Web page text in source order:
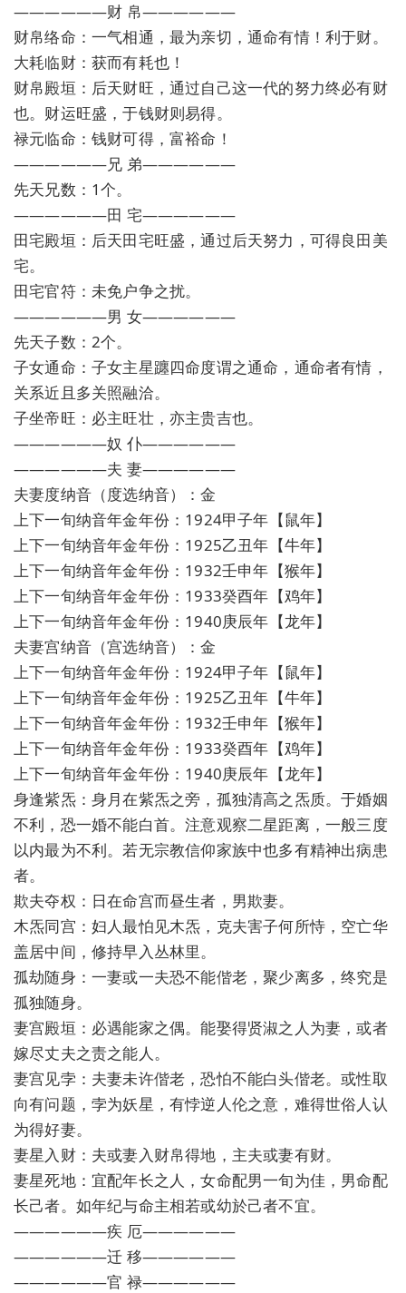
——————财 帛——————
财帛络命：一气相通，最为亲切，通命有情！利于财。
大耗临财：获而有耗也！
财帛殿垣：后天财旺，通过自己这一代的努力终必有财
也。财运旺盛，于钱财则易得。
禄元临命：钱财可得，富裕命！
——————兄 弟——————
先天兄数：1个。
——————田 宅——————
田宅殿垣：后天田宅旺盛，通过后天努力，可得良田美
宅。
田宅官符：未免户争之扰。
——————男 女——————
先天子数：2个。
子女通命：子女主星躔四命度谓之通命，通命者有情，
关系近且多关照融洽。
子坐帝旺：必主旺壮，亦主贵吉也。
——————奴 仆——————
——————夫 妻——————
夫妻度纳音（度选纳音）：金
上下一旬纳音年金年份：1924甲子年【鼠年】
上下一旬纳音年金年份：1925乙丑年【牛年】
上下一旬纳音年金年份：1932壬申年【猴年】
上下一旬纳音年金年份：1933癸酉年【鸡年】
上下一旬纳音年金年份：1940庚辰年【龙年】
夫妻宫纳音（宫选纳音）：金
上下一旬纳音年金年份：1924甲子年【鼠年】
上下一旬纳音年金年份：1925乙丑年【牛年】
上下一旬纳音年金年份：1932壬申年【猴年】
上下一旬纳音年金年份：1933癸酉年【鸡年】
上下一旬纳音年金年份：1940庚辰年【龙年】
身逢紫炁：身月在紫炁之旁，孤独清高之炁质。于婚姻
不利，恐一婚不能白首。注意观察二星距离，一般三度
以内最为不利。若无宗教信仰家族中也多有精神出病患
者。
欺夫夺权：日在命宫而昼生者，男欺妻。
木炁同宫：妇人最怕见木炁，克夫害子何所恃，空亡华
盖居中间，修持早入丛林里。
孤劫随身：一妻或一夫恐不能偕老，聚少离多，终究是
孤独随身。
妻宫殿垣：必遇能家之偶。能娶得贤淑之人为妻，或者
嫁尽丈夫之责之能人。
妻宫见孛：夫妻未许偕老，恐怕不能白头偕老。或性取
向有问题，孛为妖星，有悖逆人伦之意，难得世俗人认
为得好妻。
妻星入财：夫或妻入财帛得地，主夫或妻有财。
妻星死地：宜配年长之人，女命配男一旬为佳，男命配
长己者。如年纪与命主相若或幼於己者不宜。
——————疾 厄——————
——————迁 移——————
——————官 禄——————